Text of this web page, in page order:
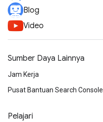
Blog
Video
Sumber Daya Lainnya
Jam Kerja
Pusat Bantuan Search Console
Pelajari